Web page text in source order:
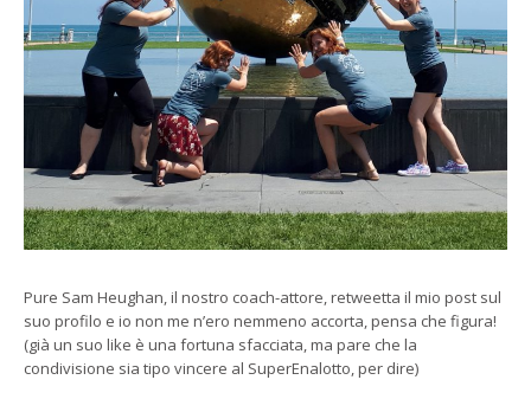
Pure Sam Heughan, il nostro coach-attore, retweetta il mio post sul
suo profilo e io non me n’ero nemmeno accorta, pensa che figura!
(già un suo like è una fortuna sfacciata, ma pare che la
condivisione sia tipo vincere al SuperEnalotto, per dire)